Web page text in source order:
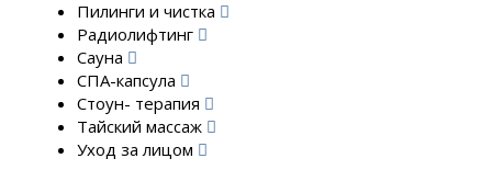
Пилинги и чистка
Радиолифтинг
Сауна
СПА-капсула
Стоун- терапия
Тайский массаж
Уход за лицом